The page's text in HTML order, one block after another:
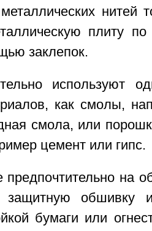
металлических
плиту
заклепок.
используют
как смолы,
смола, или
цемент или гипс.
на
защитную обшивку
бумаги или